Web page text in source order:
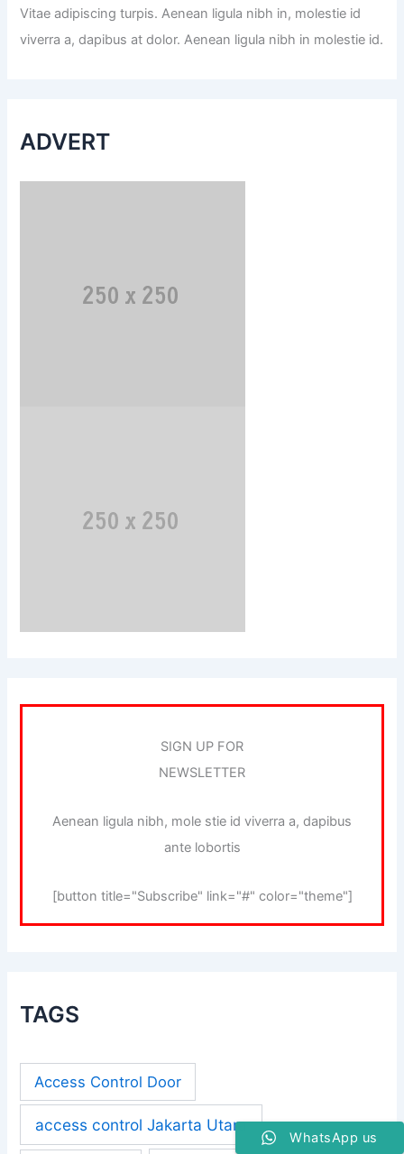
Vitae adipiscing turpis. Aenean ligula nibh in, molestie id
viverra a, dapibus at dolor. Aenean ligula nibh in molestie id.
ADVERT
SIGN UP FOR
NEWSLETTER
Aenean ligula nibh, mole stie id viverra a, dapibus
ante lobortis
[button title="Subscribe" link="#" color="theme"]
TAGS
Access Control Door
access control Jakarta Utara
WhatsApp us